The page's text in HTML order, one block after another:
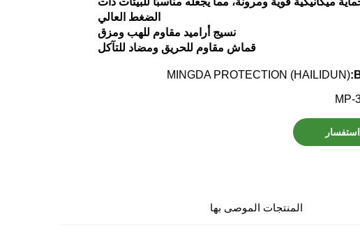
الضغط العالي
نسيج أراميد مقاوم للهب ومزق
قماش مقاوم للحريق ومضاد للتآكل
MINGDA PROTECTION (HAILIDUN)
MP-
استفسار
المنتجات الموصى بها